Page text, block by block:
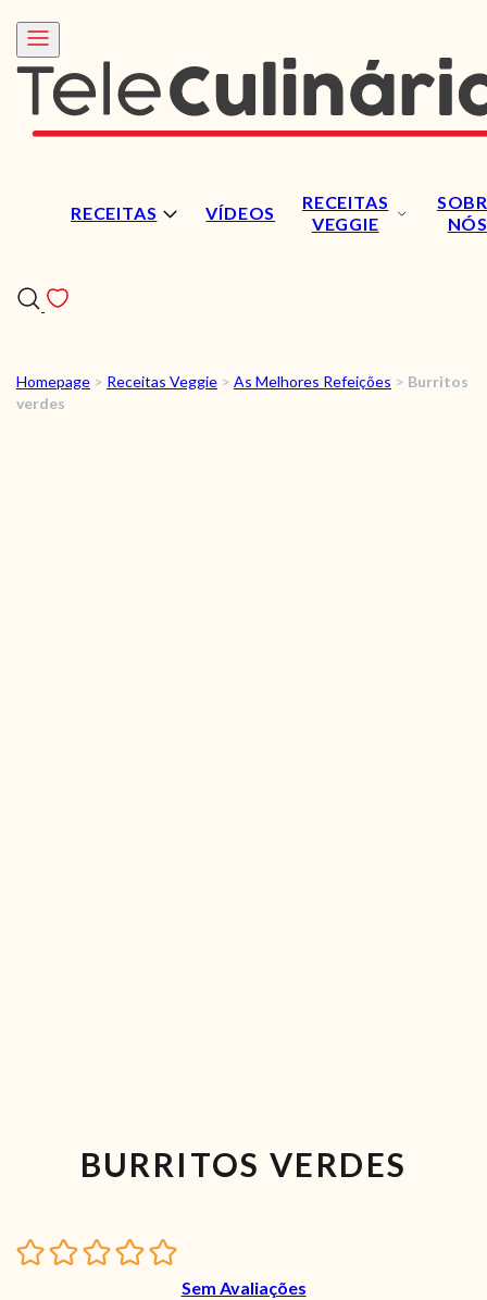
RECEITAS VÍDEOS
RECEITAS
VEGGIE
NÓS
RECEITAS
Homepage > Receitas Veggie > As Melhores Refeições > Burritos
verdes
BURRITOS VERDES
Sem Avaliações